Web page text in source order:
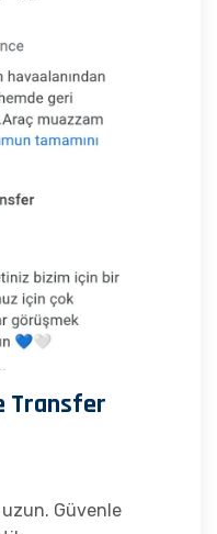
Transfer
uzun. Güvenle